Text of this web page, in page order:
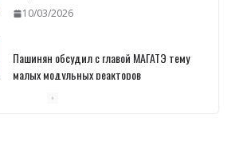
10/03/2026
Пашинян обсудил с главой МАГАТЭ тему
малых модульных реакторов
10/03/2026